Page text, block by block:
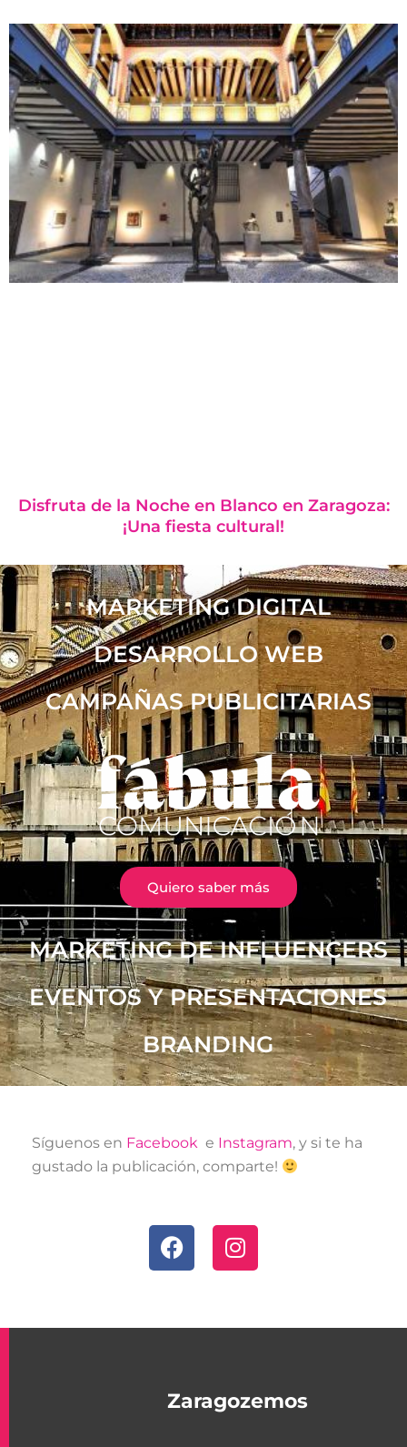
Disfruta de la Noche en Blanco en Zaragoza:
¡Una fiesta cultural!
MARKETING DIGITAL
DESARROLLO WEB
CAMPAÑAS PUBLICITARIAS
Quiero saber más
MARKETING DE INFLUENCERS
EVENTOS Y PRESENTACIONES
BRANDING
Síguenos en Facebook e Instagram, y si te ha
gustado la publicación, comparte!
F
a
b
k
I
n
a
a
m
Zaragozemos